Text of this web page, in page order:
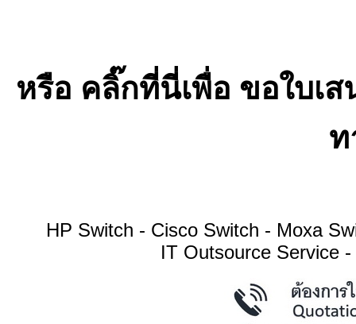
หรือ คลิ๊กที่นี่เพื่อ ขอใบเ
ท
HP Switch - Cisco Switch - Moxa
IT Outsource Service